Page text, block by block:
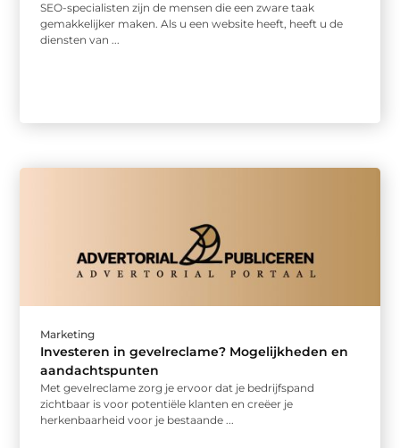
SEO-specialisten zijn de mensen die een zware taak
gemakkelijker maken. Als u een website heeft, heeft u de
diensten van ...
Marketing
Investeren in gevelreclame? Mogelijkheden en
aandachtspunten
Met gevelreclame zorg je ervoor dat je bedrijfspand
zichtbaar is voor potentiële klanten en creëer je
herkenbaarheid voor je bestaande ...